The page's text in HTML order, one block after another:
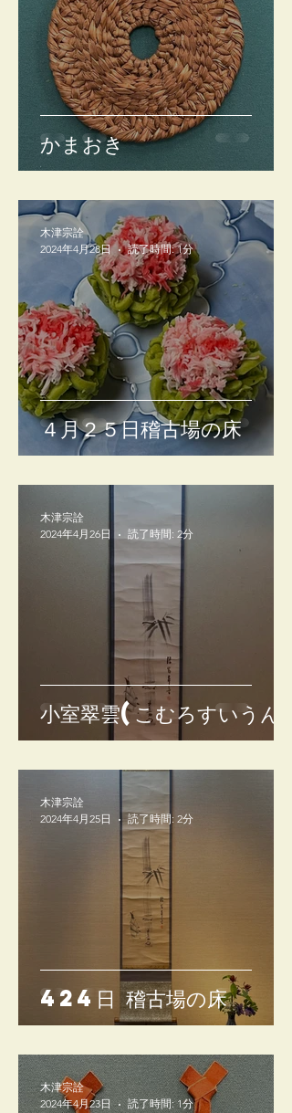
かまおき
４月２５日稽古場の床
木津宗詮
2024年4月28日
読了時間: 1分
小室翠雲(こむろすいうん)
木津宗詮
2024年4月26日
読了時間: 2分
424日 稽古場の床
木津宗詮
2024年4月25日
読了時間: 2分
木津宗詮
2024年4月23日
読了時間: 1分